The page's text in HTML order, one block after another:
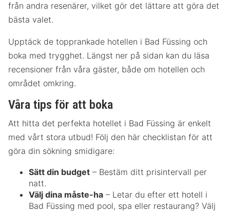
från andra resenärer, vilket gör det lättare att göra det
bästa valet.
Upptäck de topprankade hotellen i Bad Füssing och
boka med trygghet. Längst ner på sidan kan du läsa
recensioner från våra gäster, både om hotellen och
området omkring.
Våra tips för att boka
Att hitta det perfekta hotellet i Bad Füssing är enkelt
med vårt stora utbud! Följ den här checklistan för att
göra din sökning smidigare:
Sätt din budget – Bestäm ditt prisintervall per
natt.
Välj dina måste-ha – Letar du efter ett hotell i
Bad Füssing med pool, spa eller restaurang? Välj